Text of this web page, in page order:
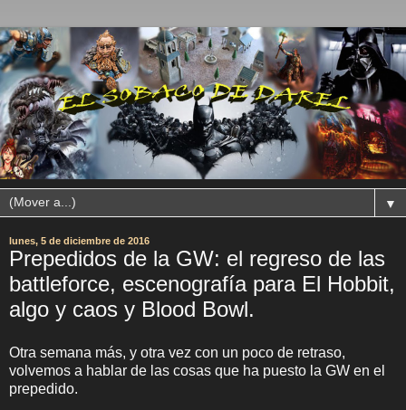
▼
lunes, 5 de diciembre de 2016
Prepedidos de la GW: el regreso de las
battleforce, escenografía para El Hobbit,
algo y caos y Blood Bowl.
Otra semana más, y otra vez con un poco de retraso,
volvemos a hablar de las cosas que ha puesto la GW en el
prepedido.